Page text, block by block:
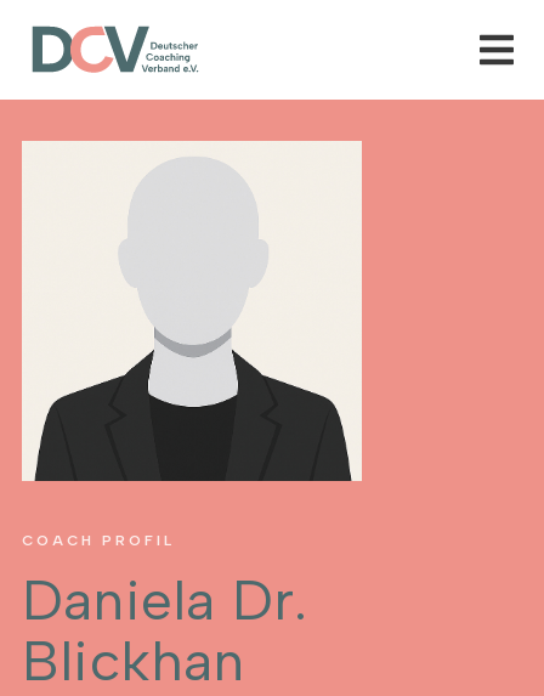
COACH PROFIL
Daniela Dr.
Blickhan